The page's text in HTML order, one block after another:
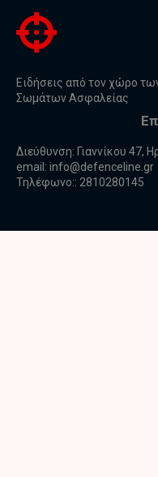
Ειδήσεις από τον χώρο
Σωμάτων Ασφαλείας
Διεύθυνση: Γιαννίκου 47,
email: info@defenceline.gr
Τηλέφωνο:: 2810280145